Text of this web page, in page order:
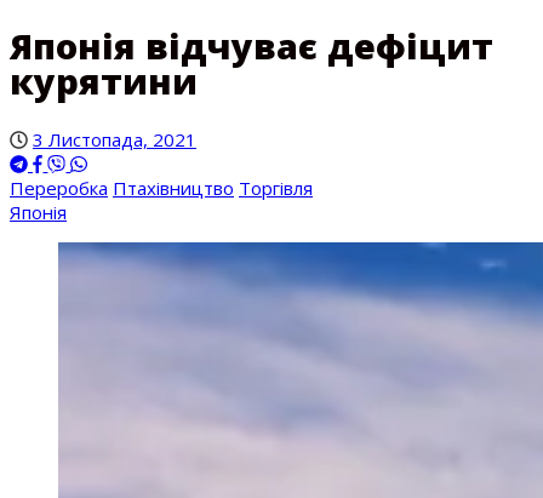
Японія відчуває дефіцит
курятини
3 Листопада, 2021
Переробка Птахівництво Торгівля
Японія